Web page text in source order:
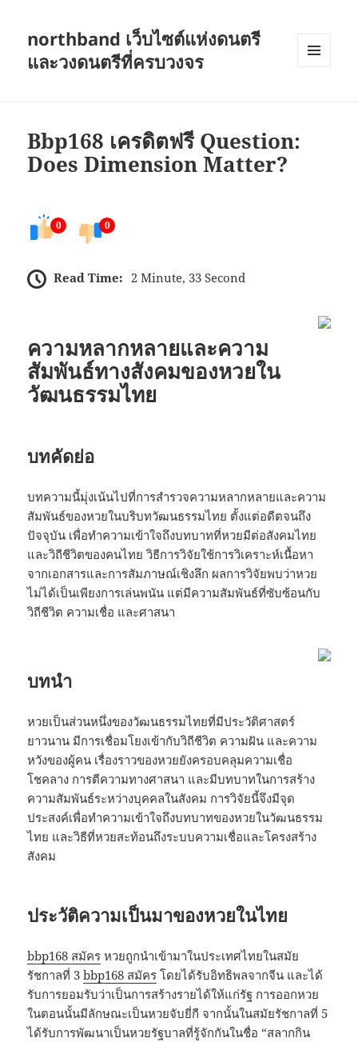
northband เว็บไซต์แห่งดนตรี
และวงดนตรีที่ครบวงจร
Bbp168 เครดิตฟรี Question:
Does Dimension Matter?
0 0
Read Time: 2 Minute, 33 Second
ความหลากหลายและความ
สัมพันธ์ทางสังคมของหวยใน
วัฒนธรรมไทย
บทคัดย่อ
บทความนี้มุ่งเน้นไปที่การสำรวจความหลากหลายและความ
สัมพันธ์ของหวยในบริบทวัฒนธรรมไทย ตั้งแต่อดีตจนถึง
ปัจจุบัน เพื่อทำความเข้าใจถึงบทบาทที่หวยมีต่อสังคมไทย
และวิถีชีวิตของคนไทย วิธีการวิจัยใช้การวิเคราะห์เนื้อหา
จากเอกสารและการสัมภาษณ์เชิงลึก ผลการวิจัยพบว่าหวย
ไม่ได้เป็นเพียงการเล่นพนัน แต่มีความสัมพันธ์ที่ซับซ้อนกับ
วิถีชีวิต ความเชื่อ และศาสนา
บทนำ
หวยเป็นส่วนหนึ่งของวัฒนธรรมไทยที่มีประวัติศาสตร์
ยาวนาน มีการเชื่อมโยงเข้ากับวิถีชีวิต ความฝัน และความ
หวังของผู้คน เรื่องราวของหวยยังครอบคลุมความเชื่อ
โชคลาง การตีความทางศาสนา และมีบทบาทในการสร้าง
ความสัมพันธ์ระหว่างบุคคลในสังคม การวิจัยนี้จึงมีจุด
ประสงค์เพื่อทำความเข้าใจถึงบทบาทของหวยในวัฒนธรรม
ไทย และวิธีที่หวยสะท้อนถึงระบบความเชื่อและโครงสร้าง
สังคม
ประวัติความเป็นมาของหวยในไทย
bbp168 สมัคร หวยถูกนำเข้ามาในประเทศไทยในสมัย
รัชกาลที่ 3bbp168 สมัคร โดยได้รับอิทธิพลจากจีน และได้
รับการยอมรับว่าเป็นการสร้างรายได้ให้แก่รัฐ การออกหวย
ในตอนนั้นมีลักษณะเป็นหวยจับยี่กี จากนั้นในสมัยรัชกาลที่ 5
ได้รับการพัฒนาเป็นหวยรัฐบาลที่รู้จักกันในชื่อ “สลากกิน